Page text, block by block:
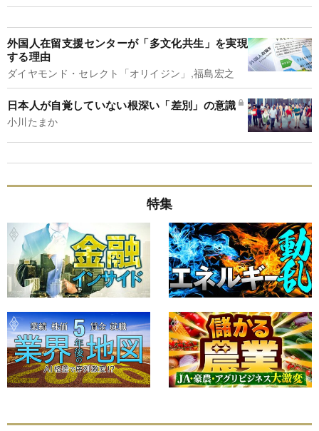
外国人在留支援センターが「多文化共生」を実現
する理由
ダイヤモンド・セレクト「オリイジン」,福島宏之
日本人が自覚していない根深い「差別」の意識
小川たまか
特集